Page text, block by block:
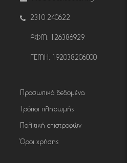
2310 240622
ΑΦΜ: 126386929
ΓΕΜΗ: 192038206000
Προσωπικά δεδομένα
Τρόποι πληρωμής
Πολιτική επιστροφών
Όροι χρήσης